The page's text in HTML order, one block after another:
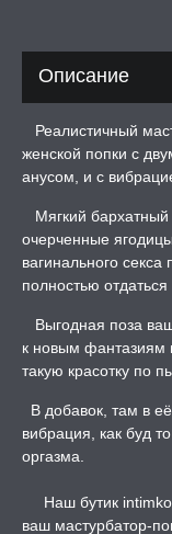
ЧАШИ И
ДЛЯ СЕКСА
КАРТА
-50%, ТОВАР ЗА
ОБРАЗ
БОНДАЖ
Описание
Реалистичный
женской попки с
анусом, и с
Мягкий бархатный
очерченные
вагинального секса
полностью
Выгодная поза
к новым фантазиям
такую красотку по
В добавок, там в
вибрация, как буд
оргазма.
Наш бутик
ваш мастурбатор-